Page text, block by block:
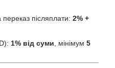
переказ післяплати: 2% +
1% від суми , мінімум 5